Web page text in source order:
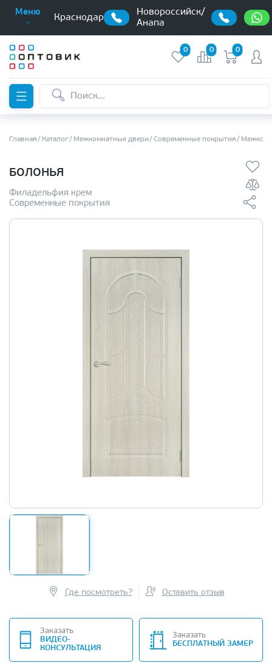
Меню
Краснодар
Новороссийск/
Анапа
0 0 0
Главная Каталог Межкомнатные двери Современные покрытия
БОЛОНЬЯ
Филадельфия крем
Современные покрытия
Где посмотреть? Оставить отзыв
Заказать
ВИДЕО-
КОНСУЛЬТАЦИЯ
Заказать
БЕСПЛАТНЫЙ ЗАМЕР